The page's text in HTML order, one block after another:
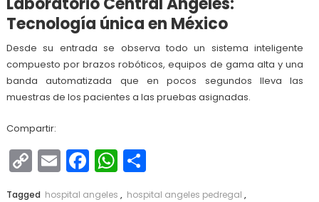
Tecnología única en México
Desde su entrada se observa todo un sistema inteligente
compuesto por brazos robóticos, equipos de gama alta y una
banda automatizada que en pocos segundos lleva las
muestras de los pacientes a las pruebas asignadas.
Compartir:
Copy
Link
EmailFacebook
WhatsApp
Compartir
Tagged hospital angeles , hospital angeles pedregal ,